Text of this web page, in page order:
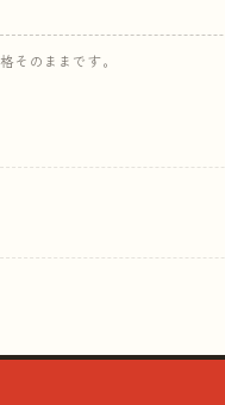
そのままです。